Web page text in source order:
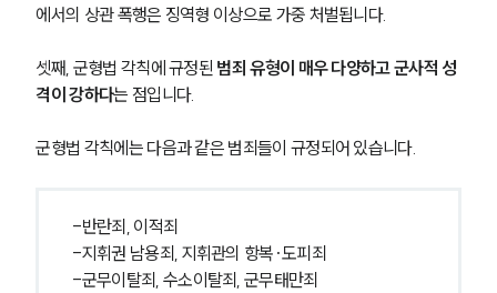
에서의 상관 폭행은 징역형 이상으로 가중 처벌됩니다.
셋째, 군형법 각칙에 규정된 범죄 유형이 매우 다양하고 군사적 성
격이 강하다는 점입니다.
군형법 각칙에는 다음과 같은 범죄들이 규정되어 있습니다.
-반란죄, 이적죄
-지휘권 남용죄, 지휘관의 항복·도피죄
-군무이탈죄, 수소이탈죄, 군무태만죄